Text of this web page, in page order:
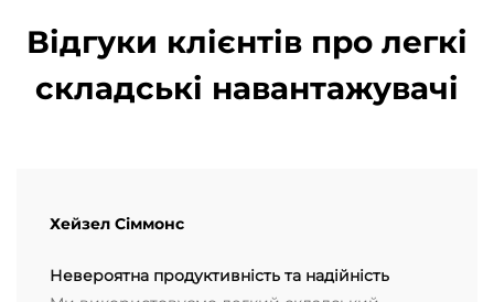
Відгуки клієнтів про легкі
складські навантажувачі
Хейзел Сіммонс
Невероятна продуктивність та надійність